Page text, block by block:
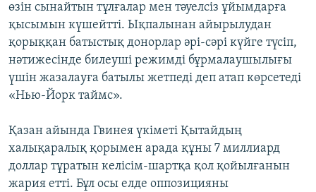
өзін сынайтын тұлғалар мен тәуелсіз ұйымдарға
қысымын күшейтті. Ықпалынан айырылудан
қорыққан батыстық донорлар әрі-сәрі күйге түсіп,
нәтижесінде билеуші режимді бұрмалаушылығы
үшін жазалауға батылы жетпеді деп атап көрсетеді
«Нью-Йорк таймс».
Қазан айында Гвинея үкіметі Қытайдың
халықаралық қорымен арада құны 7 миллиард
доллар тұратын келісім-шартқа қол қойылғанын
жария етті. Бұл осы елде оппозицияны